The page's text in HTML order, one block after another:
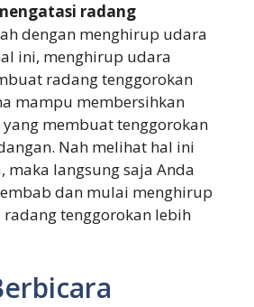
radang
dengan menghirup udara
ini, menghirup udara
radang tenggorokan
mampu membersihkan
membuat tenggorokan
Nah melihat hal ini
maka langsung saja Anda
dan mulai menghirup
tenggorokan lebih